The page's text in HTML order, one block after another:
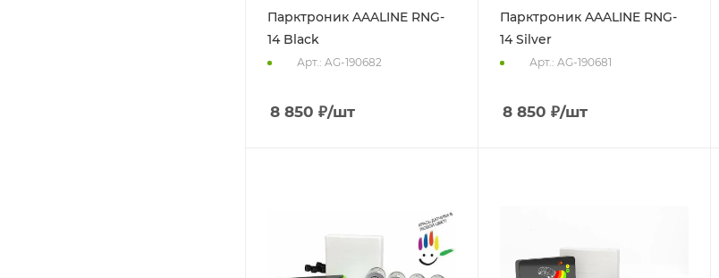
Парктроник AAALINE RNG-
14 Black
Арт.: AG-190682
8 850 ₽/шт
Парктроник AAALINE RNG-
14 Silver
Арт.: AG-190681
8 850 ₽/шт